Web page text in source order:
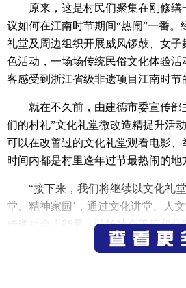
原来，这是村民们聚集在刚修
议如何在江南时节期间“热闹”一番。
礼堂及周边组织开展威风锣鼓、女
色活动，一场场传统民俗文化体验
客感受到浙江省级非遗项目江南时节
就在不久前，由建德市委宣传部
们的村礼”文化礼堂微改造精提升活
可以在改善过的文化礼堂观看电影
时间内都是村里逢年过节最热闹的地
“接下来，我们将继续以文化礼
堂、精神家园’，通过文化讲堂、人
传递社会正能量，弘扬社会美德和公
态，激发乡村振兴新引擎。”大洲村